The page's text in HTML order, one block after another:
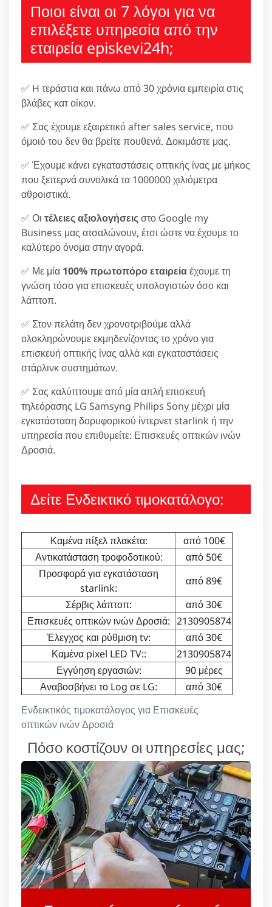
Ποιοι είναι οι 7 λόγοι για να
επιλέξετε υπηρεσία από την
εταιρεία episkevi24h;
✅ H τεράστια και πάνω από 30 χρόνια εμπειρία στις
βλάβες κατ οίκον.
✅ Σας έχουμε εξαιρετικό after sales service, που
όμοιό του δεν θα βρείτε πουθενά. Δοκιμάστε μας.
✅ Έχουμε κάνει εγκαταστάσεις οπτικής ίνας με μήκος
που ξεπερνά συνολικά τα 1000000 χιλιόμετρα
αθροιστικά.
✅ Οι τέλειες αξιολογήσειςστο Google my
Business μας ατσαλώνουν, έτσι ώστε να έχουμε το
καλύτερο όνομα στην αγορά.
✅ Με μία 100% πρωτοπόρο εταιρείαέχουμε τη
γνώση τόσο για επισκευές υπολογιστών όσο και
λάπτοπ.
✅ Στον πελάτη δεν χρονοτριβούμε αλλά
ολοκληρώνουμε εκμηδενίζοντας το χρόνο για
επισκευή οπτικής ίνας αλλά και εγκαταστάσεις
στάρλινκ συστημάτων.
✅ Σας καλύπτουμε από μία απλή επισκευή
τηλεόρασης LG Samsyng Philips Sony μέχρι μία
εγκατάσταση δορυφορικού ίντερνετ starlink ή την
υπηρεσία που επιθυμείτε: Επισκευές οπτικών ινών
Δροσιά.
Δείτε Ενδεικτικό τιμοκατάλογο:
Ενδεικτικός τιμοκατάλογος για Επισκευές
οπτικών ινών Δροσιά
Καμένα πίξελ πλακέτα:
από 100€
Αντικατάσταση τροφοδοτικού:
από 50€
Προσφορά για εγκατάσταση
starlink:
από 89€
Σέρβις λάπτοπ:
από 30€
Επισκευές οπτικών ινών Δροσιά: 2130905874
Έλεγχος και ρύθμιση tv:
από 30€
Καμένα pixel LED TV::
2130905874
Εγγύηση εργασιών:
90 μέρες
Αναβοσβήνει το Log σε LG:
από 30€
Πόσο κοστίζουν οι υπηρεσίες μας;